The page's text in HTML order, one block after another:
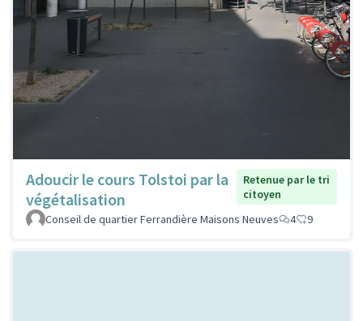
Adoucir le cours Tolstoi par la
végétalisation
Retenue par le tri
citoyen
Conseil de quartier Ferrandière Maisons Neuves
4 9